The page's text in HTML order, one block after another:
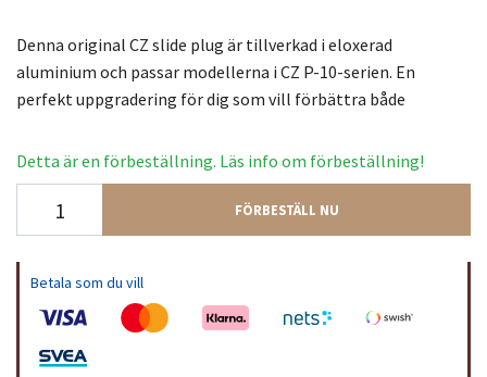
Denna original CZ slide plug är tillverkad i eloxerad
aluminium och passar modellerna i CZ P-10-serien. En
perfekt uppgradering för dig som vill förbättra både
Detta är en förbeställning. Läs info om förbeställning!
FÖRBESTÄLL NU
Betala som du vill